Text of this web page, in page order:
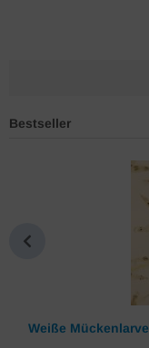
Bestseller
Weiße